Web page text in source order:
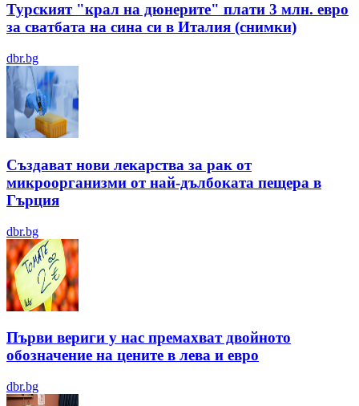
Турският "крал на дюнерите" плати 3 млн. евро
за сватбата на сина си в Италия (снимки)
dbr.bg
Създават нови лекарства за рак от
микроорганизми от най-дълбоката пещера в
Гърция
dbr.bg
Първи вериги у нас премахват двойното
обозначение на цените в лева и евро
dbr.bg